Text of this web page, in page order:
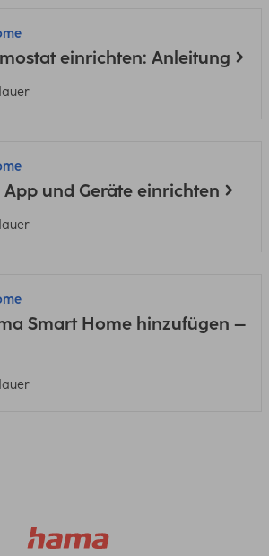
einrichten: Anleitung
und Geräte einrichten
Smart Home hinzufügen –